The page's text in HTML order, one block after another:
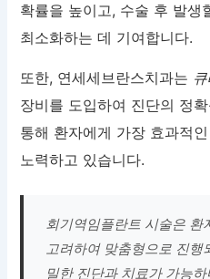
확률을 높이고, 수술 후 발생
최소화하는 데 기여합니다.
또한, 연세세브란스치과는
장비를 도입하여 진단의 정
통해 환자에게 가장 효과적
노력하고 있습니다.
회기역임플란트 시술은 환
고려하여 맞춤형으로 진행
밀한 진단과 치료가 가능하